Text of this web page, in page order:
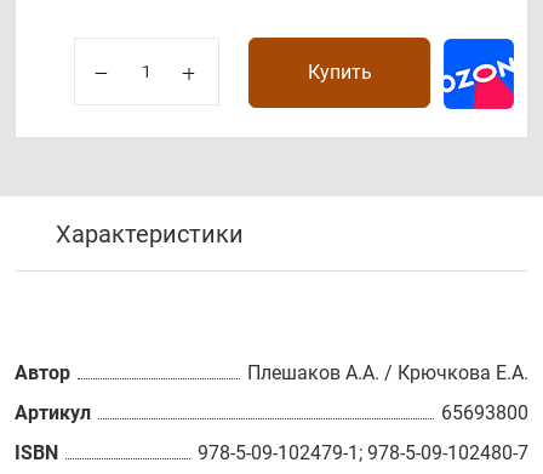
Купить
Характеристики
Автор
Плешаков А.А. / Крючкова Е.А.
Артикул
65693800
ISBN
978-5-09-102479-1; 978-5-09-102480-7